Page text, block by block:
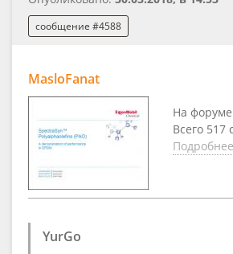
сообщение #4588
MasloFanat
На форуме
Всего 517
Подробнее
YurGo